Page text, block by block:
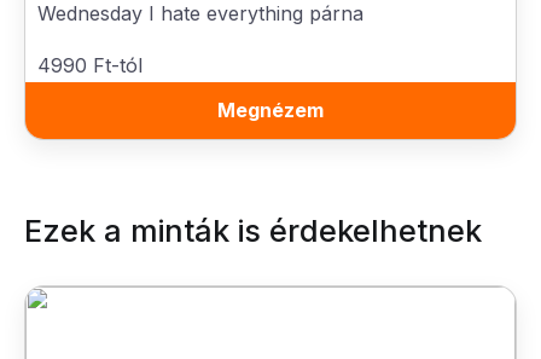
Wednesday I hate everything párna
4990 Ft-tól
Megnézem
Ezek a minták is érdekelhetnek